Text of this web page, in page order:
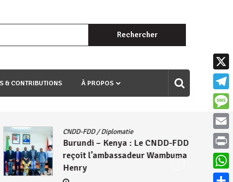
uri ngaha ndagusigiye iki kibazo : Uriko ukora iki kugira ngo
Rechercher :
& CONTRIBUTIONS À PROPOS
CNDD-FDD/Diplomatie
Burundi – Kenya : Le CNDD-FDD
reçoit l’ambassadeur Wambuma
Henry
X
Email
Print